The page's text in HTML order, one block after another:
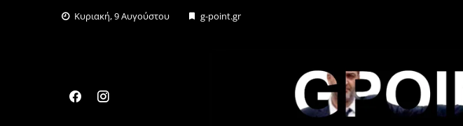
Κυριακή, 9 Αυγούστου g-point.gr